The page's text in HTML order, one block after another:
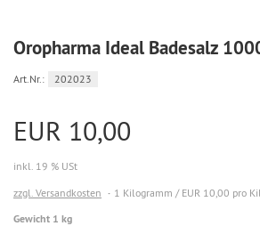
Oropharma Ideal Badesalz
Art.Nr.: 202023
EUR 10,00
inkl. 19 % USt
zzgl. Versandkosten
1 Kilogramm / EUR 10,00 pro
Gewicht 1 kg